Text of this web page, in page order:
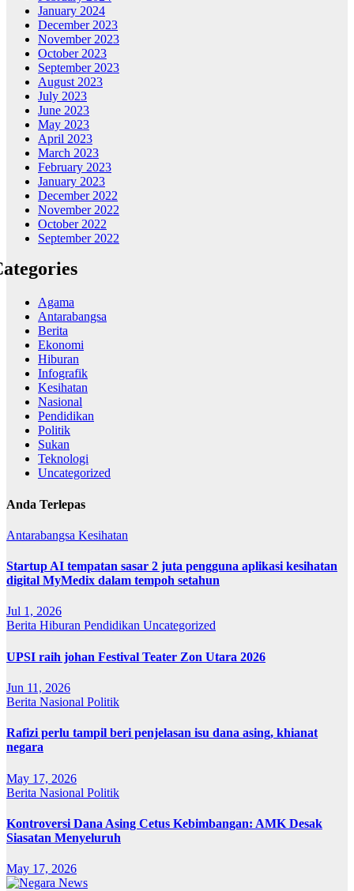
January 2024
December 2023
November 2023
October 2023
September 2023
August 2023
July 2023
June 2023
May 2023
April 2023
March 2023
February 2023
January 2023
December 2022
November 2022
October 2022
September 2022
Agama
Antarabangsa
Berita
Ekonomi
Hiburan
Infografik
Kesihatan
Nasional
Pendidikan
Politik
Sukan
Teknologi
Uncategorized
Anda Terlepas
Antarabangsa Kesihatan
Startup AI tempatan sasar 2 juta pengguna aplikasi kesihatan
digital MyMedix dalam tempoh setahun
Jul 1, 2026
Berita Hiburan Pendidikan Uncategorized
UPSI raih johan Festival Teater Zon Utara 2026
Jun 11, 2026
Berita Nasional Politik
Rafizi perlu tampil beri penjelasan isu dana asing, khianat
negara
May 17, 2026
Berita Nasional Politik
Kontroversi Dana Asing Cetus Kebimbangan: AMK Desak
Siasatan Menyeluruh
May 17, 2026